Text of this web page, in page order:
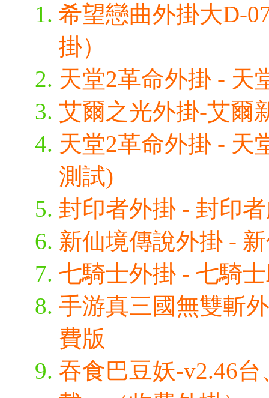
希望戀曲外掛大D-
掛）
天堂2革命外掛 - 天
艾爾之光外掛-艾爾
天堂2革命外掛 - 天
測試)
封印者外掛 - 封印
新仙境傳說外掛 -
七騎士外掛 - 七騎
手游真三國無雙斬
費版
吞食巴豆妖-v2.46